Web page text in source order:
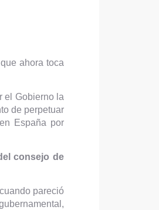
ahora toca
el Gobierno la
de perpetuar
España por
consejo de
pareció